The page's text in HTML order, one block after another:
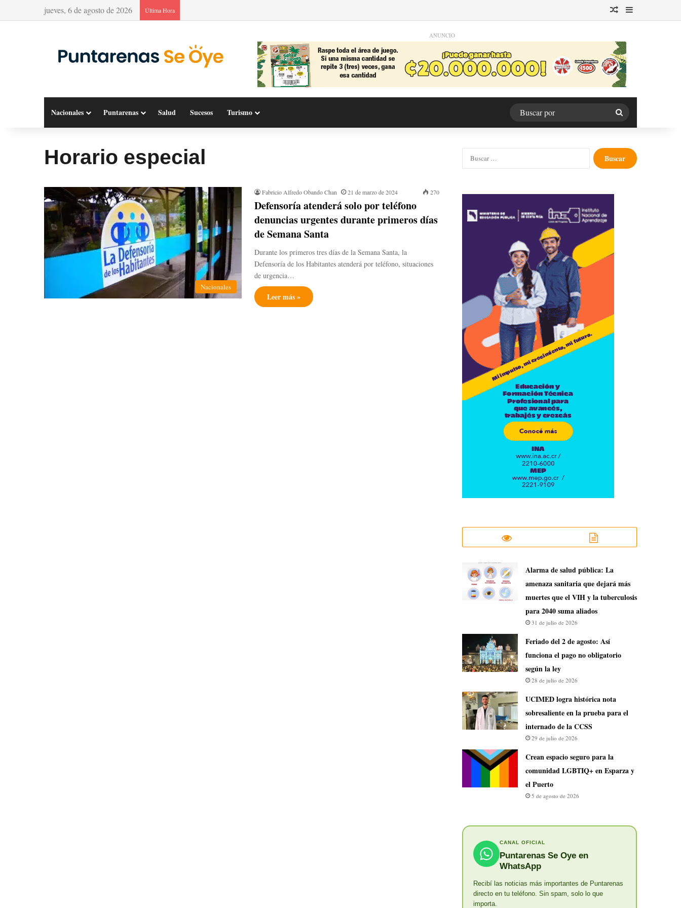
jueves, 6 de agosto de 2026 Última Hora Publicación al azar
Barra lateral
ANUNCIO
Nacionales Puntarenas Salud Sucesos Turismo
Buscar
por
Horario especial
Nacionales
Fabricio Alfredo Obando Chan 21 de marzo de 2024 270
Defensoría atenderá solo por teléfono
denuncias urgentes durante primeros días
de Semana Santa
Durante los primeros tres días de la Semana Santa, la
Defensoría de los Habitantes atenderá por teléfono, situaciones
de urgencia…
Leer más »
Buscar:
​Alarma de salud pública: La
amenaza sanitaria que dejará más
muertes que el VIH y la tuberculosis
para 2040 suma aliados
31 de julio de 2026
Feriado del 2 de agosto: Así
funciona el pago no obligatorio
según la ley
28 de julio de 2026
UCIMED logra histórica nota
sobresaliente en la prueba para el
internado de la CCSS
29 de julio de 2026
Crean espacio seguro para la
comunidad LGBTIQ+ en Esparza y
el Puerto
5 de agosto de 2026
CANAL OFICIAL
Puntarenas Se Oye en
WhatsApp
Recibí las noticias más importantes de Puntarenas
directo en tu teléfono. Sin spam, solo lo que
importa.